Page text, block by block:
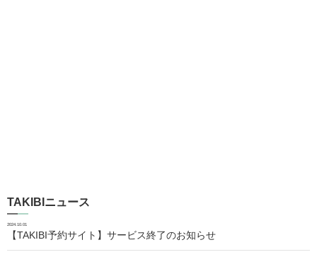
TAKIBIニュース
2024.10.01
【TAKIBI予約サイト】サービス終了のお知らせ